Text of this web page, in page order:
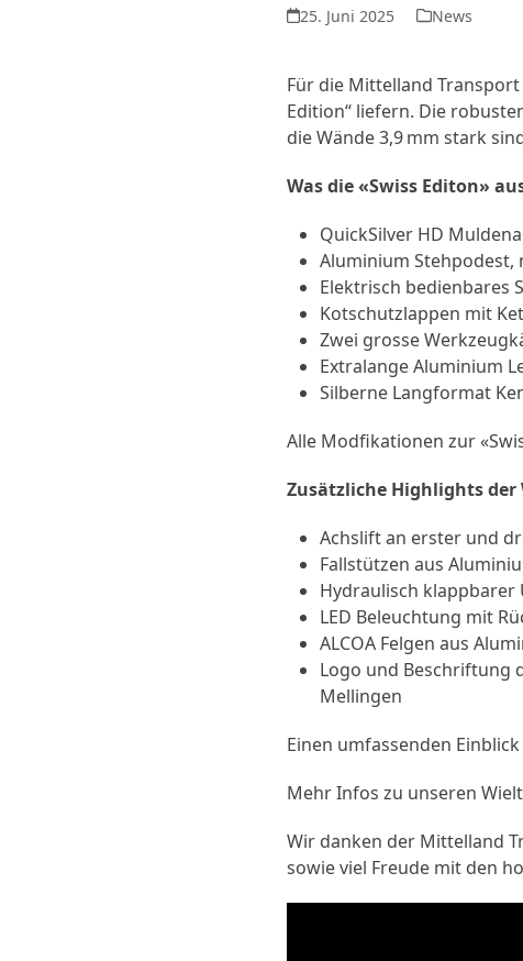
25. Juni 2025 News
Für die Mittelland
Edition“ liefern. Die
die Wände 3,9 mm stark
Was die «Swiss Editon»
QuickSilver HD
Aluminium
Elektrisch bedienbares
Kotschutzlappen mit
Zwei grosse
Extralange Aluminium
Silberne Langformat
Alle Modfikationen zur
Zusätzliche Highlights
Achslift an erster und
Fallstützen aus
Hydraulisch
LED Beleuchtung mit
ALCOA Felgen aus
Logo und Beschriftung
Mellingen
Einen umfassenden
Mehr Infos zu unseren
Wir danken der Mittelland
sowie viel Freude mit den